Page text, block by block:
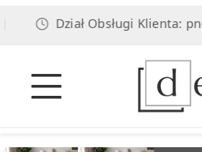
Dział Obsługi Klienta: pn-pt